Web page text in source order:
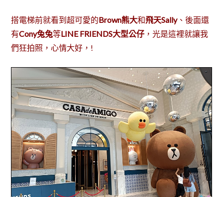
搭電梯前就看到超可愛的Brown熊大和飛天Sally、後面還
有Cony兔兔等LINE FRIENDS大型公仔 ，光是這裡就讓我
們狂拍照，心情大好，!